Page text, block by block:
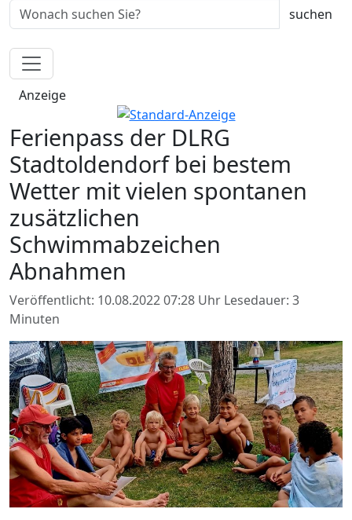
Anzeige
Ferienpass der DLRG
Stadtoldendorf bei bestem
Wetter mit vielen spontanen
zusätzlichen
Schwimmabzeichen
Abnahmen
Veröffentlicht: 10.08.2022 07:28 Uhr Lesedauer: 3
Minuten